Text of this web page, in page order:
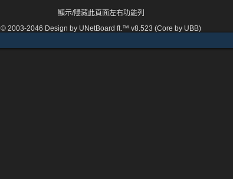
顯示/隱藏此頁面左右功能列
© 2003-2046 Design by UNetBoard ft.™ v8.523 (Core by UBB)